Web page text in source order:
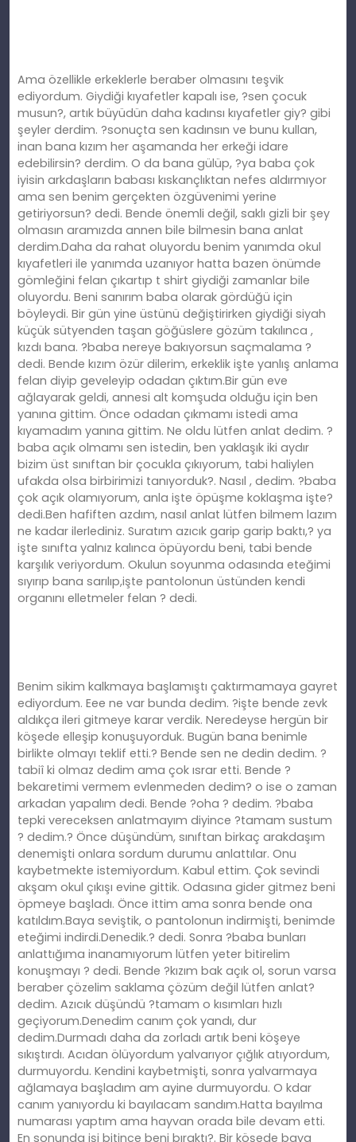
Ama özellikle erkeklerle beraber olmasını teşvik
ediyordum. Giydiği kıyafetler kapalı ise, ?sen çocuk
musun?, artık büyüdün daha kadınsı kıyafetler giy? gibi
şeyler derdim. ?sonuçta sen kadınsın ve bunu kullan,
inan bana kızım her aşamanda her erkeği idare
edebilirsin? derdim. O da bana gülüp, ?ya baba çok
iyisin arkdaşların babası kıskançlıktan nefes aldırmıyor
ama sen benim gerçekten özgüvenimi yerine
getiriyorsun? dedi. Bende önemli değil, saklı gizli bir şey
olmasın aramızda annen bile bilmesin bana anlat
derdim.Daha da rahat oluyordu benim yanımda okul
kıyafetleri ile yanımda uzanıyor hatta bazen önümde
gömleğini felan çıkartıp t shirt giydiği zamanlar bile
oluyordu. Beni sanırım baba olarak gördüğü için
böyleydi. Bir gün yine üstünü değiştirirken giydiği siyah
küçük sütyenden taşan göğüslere gözüm takılınca ,
kızdı bana. ?baba nereye bakıyorsun saçmalama ?
dedi. Bende kızım özür dilerim, erkeklik işte yanlış anlama
felan diyip geveleyip odadan çıktım.Bir gün eve
ağlayarak geldi, annesi alt komşuda olduğu için ben
yanına gittim. Önce odadan çıkmamı istedi ama
kıyamadım yanına gittim. Ne oldu lütfen anlat dedim. ?
baba açık olmamı sen istedin, ben yaklaşık iki aydır
bizim üst sınıftan bir çocukla çıkıyorum, tabi haliylen
ufakda olsa birbirimizi tanıyorduk?. Nasıl , dedim. ?baba
çok açık olamıyorum, anla işte öpüşme koklaşma işte?
dedi.Ben hafiften azdım, nasıl anlat lütfen bilmem lazım
ne kadar ilerlediniz. Suratım azıcık garip garip baktı,? ya
işte sınıfta yalnız kalınca öpüyordu beni, tabi bende
karşılık veriyordum. Okulun soyunma odasında eteğimi
sıyırıp bana sarılıp,işte pantolonun üstünden kendi
organını elletmeler felan ? dedi.
Benim sikim kalkmaya başlamıştı çaktırmamaya gayret
ediyordum. Eee ne var bunda dedim. ?işte bende zevk
aldıkça ileri gitmeye karar verdik. Neredeyse hergün bir
köşede elleşip konuşuyorduk. Bugün bana benimle
birlikte olmayı teklif etti.? Bende sen ne dedin dedim. ?
tabiî ki olmaz dedim ama çok ısrar etti. Bende ?
bekaretimi vermem evlenmeden dedim? o ise o zaman
arkadan yapalım dedi. Bende ?oha ? dedim. ?baba
tepki vereceksen anlatmayım diyince ?tamam sustum
? dedim.? Önce düşündüm, sınıftan birkaç arakdaşım
denemişti onlara sordum durumu anlattılar. Onu
kaybetmekte istemiyordum. Kabul ettim. Çok sevindi
akşam okul çıkışı evine gittik. Odasına gider gitmez beni
öpmeye başladı. Önce ittim ama sonra bende ona
katıldım.Baya seviştik, o pantolonun indirmişti, benimde
eteğimi indirdi.Denedik.? dedi. Sonra ?baba bunları
anlattığıma inanamıyorum lütfen yeter bitirelim
konuşmayı ? dedi. Bende ?kızım bak açık ol, sorun varsa
beraber çözelim saklama çözüm değil lütfen anlat?
dedim. Azıcık düşündü ?tamam o kısımları hızlı
geçiyorum.Denedim canım çok yandı, dur
dedim.Durmadı daha da zorladı artık beni köşeye
sıkıştırdı. Acıdan ölüyordum yalvarıyor çığlık atıyordum,
durmuyordu. Kendini kaybetmişti, sonra yalvarmaya
ağlamaya başladım am ayine durmuyordu. O kdar
canım yanıyordu ki bayılacam sandım.Hatta bayılma
numarası yaptım ama hayvan orada bile devam etti.
En sonunda işi bitince beni bıraktı?. Bir köşede baya